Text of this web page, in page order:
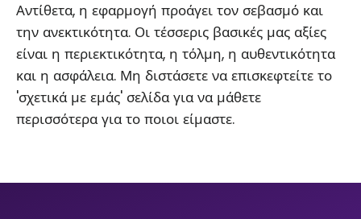
Αντίθετα, η εφαρμογή προάγει τον σεβασμό και
την ανεκτικότητα. Οι τέσσερις βασικές μας αξίες
είναι η περιεκτικότητα, η τόλμη, η αυθεντικότητα
και η ασφάλεια. Μη διστάσετε να επισκεφτείτε το
'σχετικά με εμάς' σελίδα για να μάθετε
περισσότερα για το ποιοι είμαστε.